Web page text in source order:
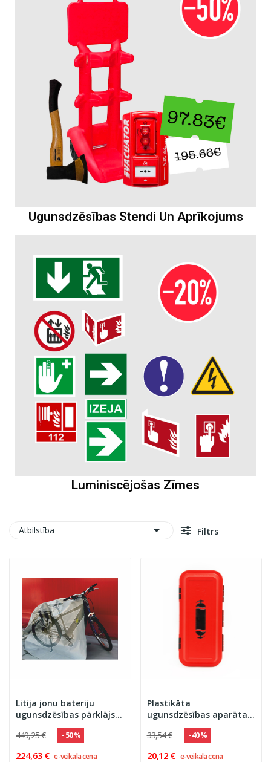
Ugunsdzēsības Stendi Un Aprīkojums
Luminiscējošas Zīmes
Atbilstība  Filtrs
Litija jonu bateriju
ugunsdzēsības pārklājs
(elektriskiem
velosipēdiem un
449,25 € - 50 %
224,63 € e-veikala cena
Plastikāta
ugunsdzēsības aparāta
kaste BAWER 4- 6 kg
33,54 € - 40 %
20,12 € e-veikala cena